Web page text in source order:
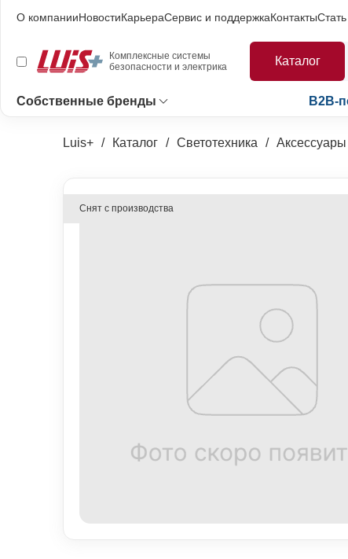
О компанииНовостиКарьераСервис и поддержкаКонтакты
Комплексные системы
безопасности и электрика
Каталог
Собственные бренды B2B-
Luis+ Каталог Светотехника Аксессуары
Снят с производства